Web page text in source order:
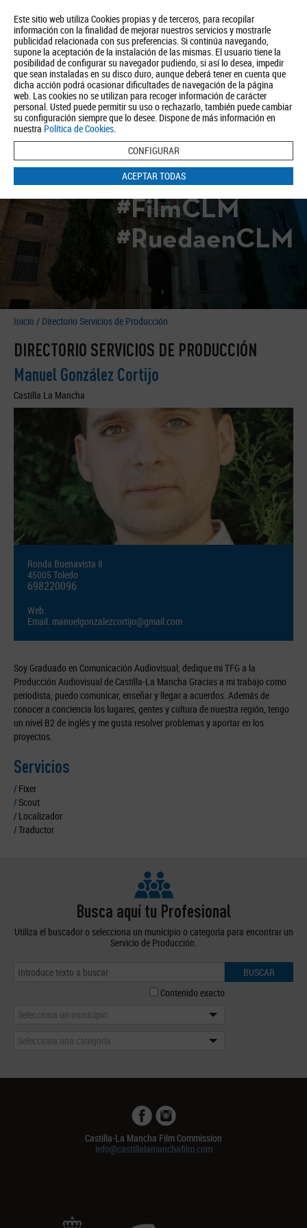
Este sitio web utiliza Cookies propias y de terceros, para recopilar
información con la finalidad de mejorar nuestros servicios y mostrarle
publicidad relacionada con sus preferencias. Si continúa navegando,
supone la aceptación de la instalación de las mismas. El usuario tiene la
posibilidad de configurar su navegador pudiendo, si así lo desea, impedir
que sean instaladas en su disco duro, aunque deberá tener en cuenta que
dicha acción podrá ocasionar dificultades de navegación de la página
web. Las cookies no se utilizan para recoger información de carácter
personal. Usted puede permitir su uso o rechazarlo, también puede cambiar
su configuración siempre que lo desee. Dispone de más información en
nuestra Política de Cookies.
CONFIGURAR
ACEPTAR TODAS
Quiénes somos Turismo Política de Privacidad Aviso Legal
Política de Cookies
BUSCAR
#FilmCLM
#RuedaenCLM
Inicio / Directorio Servicios de Producción
DIRECTORIO SERVICIOS DE PRODUCCIÓN
Manuel González Cortijo
Castilla La Mancha
Ronda Buenavista 8
45005 Toledo
698220096
Web.
Email. manuelgonzalezcortijo@gmail.com
Soy Graduado en Comunicación Audiovisual, dedique mi TFG a la
Producción Audiovisual de Castilla-La Mancha Gracias a mi trabajo como
periodista, puedo comunicar, enseñar y llegar a acuerdos. Además de
conocer a conciencia los lugares, gentes y cultura de nuestra región, tengo
un nivel B2 de inglés y me gusta resolver problemas y aportar en los
proyectos.
Servicios
/ Fixer
/Scout
/ Localizador
/Traductor
Busca aquí tu Profesional
Utiliza el buscador o selecciona un municipio o categoría para encontrar un
Servicio de Producción.
BUSCAR
Contenido exacto
Selecciona un municipio
Selecciona una categoría
Castilla-La Mancha Film Commission
info@castillalamanchafilm.com